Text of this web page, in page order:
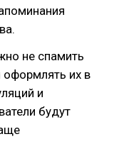
не спамить
их в
и
будут